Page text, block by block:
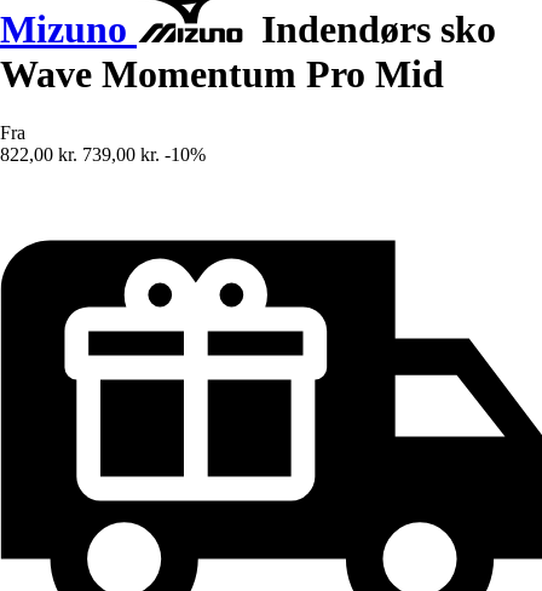
Mizuno
Indendørs sko
Wave Momentum Pro Mid
Fra
822,00 kr. 739,00 kr. -10%